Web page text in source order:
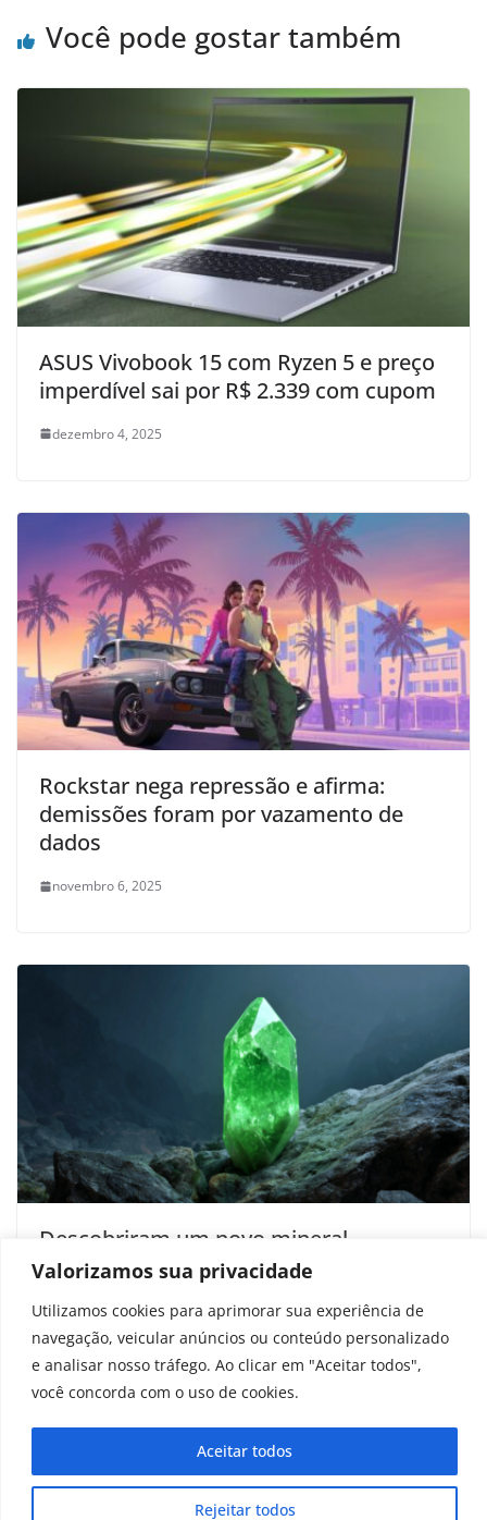
Valorizamos sua privacidade
Utilizamos cookies para aprimorar sua experiência de
navegação, veicular anúncios ou conteúdo personalizado
e analisar nosso tráfego. Ao clicar em "Aceitar todos",
você concorda com o uso de cookies.
Rejeitar todos
Aceitar todos
Você pode gostar também
ASUS Vivobook 15 com Ryzen 5 e preço
imperdível sai por R$ 2.339 com cupom
dezembro 4, 2025
Rockstar nega repressão e afirma:
demissões foram por vazamento de
dados
novembro 6, 2025
Descobriram um novo mineral
“Kriptonita” que pode resolver um dos
setembro 17, 2025
Copyright © 2025 - 2026curiosidadesonline.com.br